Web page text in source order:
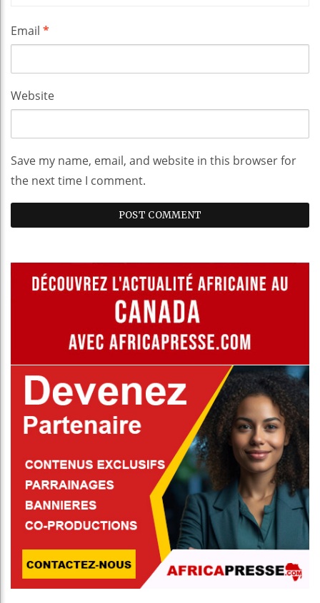
Email *
Website
Save my name, email, and website in this browser for
the next time I comment.